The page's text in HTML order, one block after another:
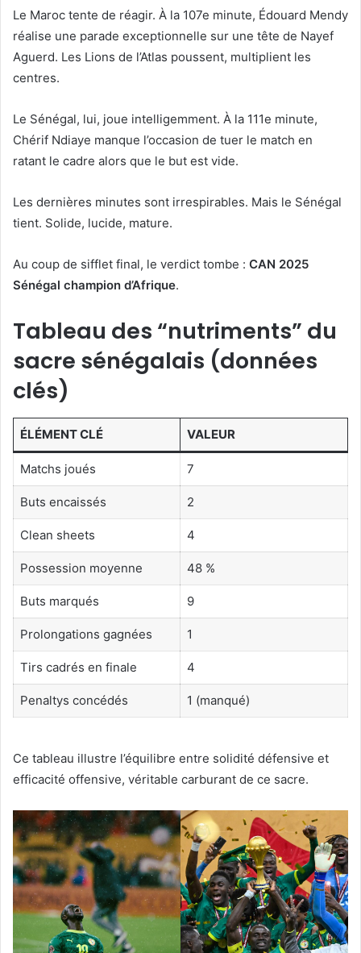
Le Maroc tente de réagir. À la 107e minute, Édouard Mendy
réalise une parade exceptionnelle sur une tête de Nayef
Aguerd. Les Lions de l’Atlas poussent, multiplient les
centres.
Le Sénégal, lui, joue intelligemment. À la 111e minute,
Chérif Ndiaye manque l’occasion de tuer le match en
ratant le cadre alors que le but est vide.
Les dernières minutes sont irrespirables. Mais le Sénégal
tient. Solide, lucide, mature.
Au coup de sifflet final, le verdict tombe : CAN 2025
Sénégal champion d’Afrique.
Tableau des “nutriments” du
sacre sénégalais (données
clés)
ÉLÉMENT CLÉ VALEUR
Matchs joués 7
Buts encaissés 2
Clean sheets 4
Possession moyenne 48 %
Buts marqués 9
Prolongations gagnées 1
Tirs cadrés en finale 4
Penaltys concédés 1 (manqué)
Ce tableau illustre l’équilibre entre solidité défensive et
efficacité offensive, véritable carburant de ce sacre.